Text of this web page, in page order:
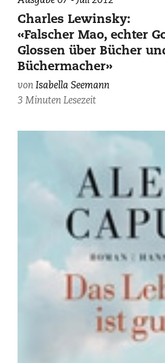
Charles Lewinsky:
«Falscher Mao, echter
Glossen über Bücher
Büchermacher»
vonIsabella Seemann
3 Minuten Lesezeit